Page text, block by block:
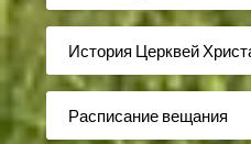
История Церквей
Расписание вещания